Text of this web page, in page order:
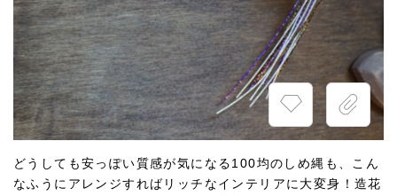
どうしても安っぽい質感が気になる100均のしめ縄も、こん
なふうにアレンジすればリッチなインテリアに大変身！造花